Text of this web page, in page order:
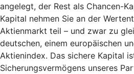
angelegt, der Rest als Chancen-
Kapital nehmen Sie an der
Aktienmarkt teil – und zwar zu
deutschen, einem europäischen
Aktienindex. Das sichere Kapital
Sicherungsvermögens unseres